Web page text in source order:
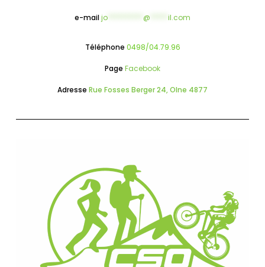
e-mailjo @ il.com
Téléphone 0498/04.79.96
Page Facebook
Adresse Rue Fosses Berger 24, Olne 4877